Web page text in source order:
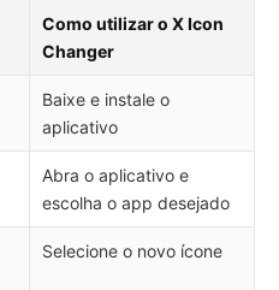
Como utilizar o X Icon
Changer
Baixe e instale o
aplicativo
Abra o aplicativo e
escolha o app desejado
Selecione o novo ícone